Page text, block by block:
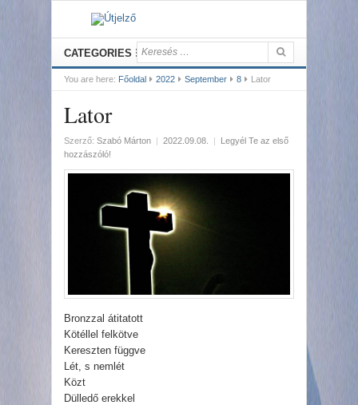
CATEGORIES
You are here: Főoldal 2022 September 8 Lator
Lator
Szerző: Szabó Márton | 2022.09.08. |
Legyél Te az első
hozzászóló!
Bronzzal átitatott
Kötéllel felkötve
Kereszten függve
Lét, s nemlét
Közt
Dülledő erekkel